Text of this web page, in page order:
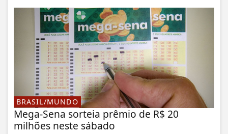
BRASIL/MUNDO
Mega-Sena sorteia prêmio de R$ 20
milhões neste sábado